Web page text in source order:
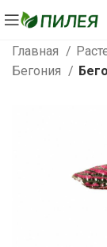
Главная
Бегония